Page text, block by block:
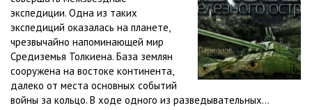
экспедиции. Одна из таких
экспедиций оказалась на планете,
чрезвычайно напоминающей мир
Средиземья Толкиена. База землян
сооружена на востоке континента,
далеко от места основных событий
войны за кольцо. В ходе одного из разведывательных...